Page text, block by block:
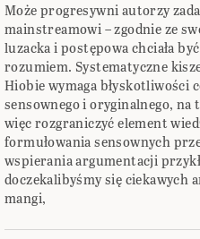
Może progresywni autorzy
mainstreamowi – zgodnie ze
luzacka i postępowa chciała
rozumiem. Systematyczne
Hiobie wymaga błyskotliwości
sensownego i oryginalnego, na
więc rozgraniczyć element
formułowania sensownych
wspierania argumentacji
doczekalibyśmy się ciekawych
mangi,